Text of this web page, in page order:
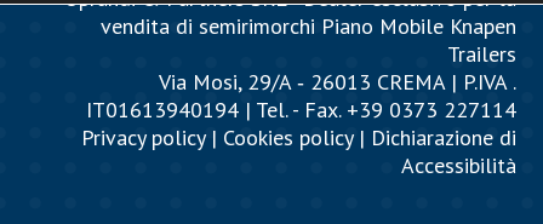
vendita di semirimorchi Piano Mobile Knapen
Trailers
Via Mosi, 29/A ‐ 26013 CREMA | P.IVA .
IT01613940194 | Tel. - Fax. +39 0373 227114
Privacy policy| Cookies policy| Dichiarazione di
Accessibilità